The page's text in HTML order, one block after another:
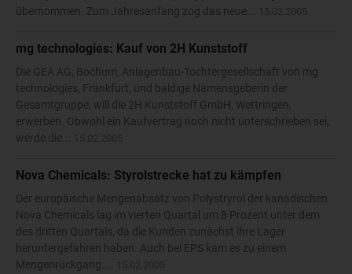
übernommen. Zum Jahresanfang zog das neue...
mg technologies: Kauf von 2H Kunststoff
Die GEA AG, Bochum, Anlagenbau-Tochtergesellschaft von mg
technologies, Frankfurt, und baldige Namensgeberin der
Gesamtgruppe, will die 2H Kunststoff GmbH, Wettringen,
erwerben. Obwohl ein Kaufvertrag noch nicht unterschrieben sei,
werde die...
Nova Chemicals: Styrolstrecke hat zu kämpfen
Der europäische Mengenabsatz von Polystryrol der kanadischen
Nova Chemicals lag im vierten Quartal um 8 Prozent unter dem
des dritten Quartals, da die Kunden zunächst ihre Lager
heruntergefahren haben. Auch bei EPS kam es zu einem
Mengenrückgang....